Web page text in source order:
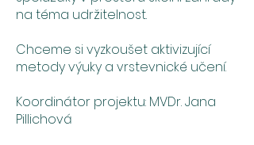
na téma udržitelnost.
Chceme si vyzkoušet aktivizující
metody výuky a vrstevnické učení.
Koordinátor projektu: MVDr. Jana
Pillichová